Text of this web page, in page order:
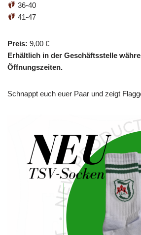
36-40
41-47
Preis: 9,00 €
Erhältlich in der Geschäftsstelle
Öffnungszeiten.
Schnappt euch euer Paar und zeigt